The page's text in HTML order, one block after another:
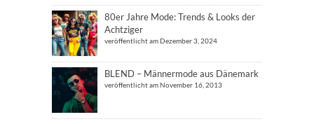
80er Jahre Mode: Trends & Looks der
Achtziger
veröffentlicht am Dezember 3, 2024
BLEND – Männermode aus Dänemark
veröffentlicht am November 16, 2013